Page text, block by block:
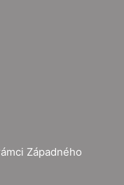
Západného